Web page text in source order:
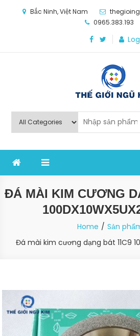
Bắc Ninh, Việt Nam
0965.383.193
Thế Giới Ngũ Kim
nghiệp sản
ĐÁ MÀI KIM CƯƠNG
Home
Sản
Đá mài kim cương dạng bát 11C9